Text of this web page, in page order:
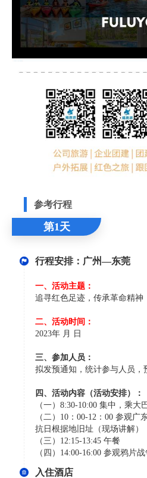
参考行程
第1天
行程安排：广州—东莞
一、活动主题：
追寻红色足迹，传承革命精神
二、活动时间：
2023年 月 日
三、参加人员：
拟发预通知，统计参与人员，
四、活动内容（活动安排）：
（一）8:30-10:00 集中，乘大
（二）10：00-12：00 参观
抗日根据地旧址（现场讲解）
（三）12:15-13:45 午餐
（四）14:00-16:00 参观鸦片
入住酒店